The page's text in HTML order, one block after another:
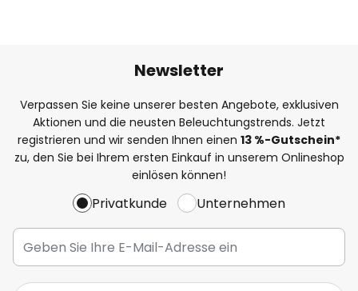
Newsletter
Verpassen Sie keine unserer besten Angebote, exklusiven
Aktionen und die neusten Beleuchtungstrends. Jetzt
registrieren und wir senden Ihnen einen 13 %-Gutschein*
zu, den Sie bei Ihrem ersten Einkauf in unserem Onlineshop
einlösen können!
Privatkunde Unternehmen